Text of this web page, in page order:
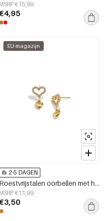
MSRP €15,99
EU-magazijn
2-5 DAGEN
Roestvrijstalen oorbellen met hanger in hartvorm, eenvoudige dagelijkse serie, damessieraden
MSRP €11,99